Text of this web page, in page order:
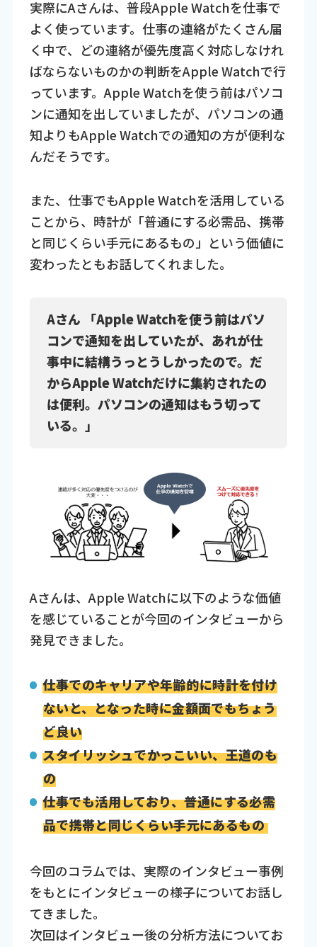
実際にAさんは、普段Apple Watchを仕事で
よく使っています。仕事の連絡がたくさん届
く中で、どの連絡が優先度高く対応しなけれ
ばならないものかの判断をApple Watchで行
っています。Apple Watchを使う前はパソコ
ンに通知を出していましたが、パソコンの通
知よりもApple Watchでの通知の方が便利な
んだそうです。
また、仕事でもApple Watchを活用している
ことから、時計が「普通にする必需品、携帯
と同じくらい手元にあるもの」という価値に
変わったともお話してくれました。
Aさん 「Apple Watchを使う前はパソ
コンで通知を出していたが、あれが仕
事中に結構うっとうしかったので。だ
からApple Watchだけに集約されたの
は便利。パソコンの通知はもう切って
いる。」
Aさんは、Apple Watchに以下のような価値
を感じていることが今回のインタビューから
発見できました。
仕事でのキャリアや年齢的に時計を付け
ないと、となった時に金額面でもちょう
ど良い
スタイリッシュでかっこいい、王道のも
の
仕事でも活用しており、普通にする必需
品で携帯と同じくらい手元にあるもの
今回のコラムでは、実際のインタビュー事例
をもとにインタビューの様子についてお話し
てきました。
次回はインタビュー後の分析方法についてお